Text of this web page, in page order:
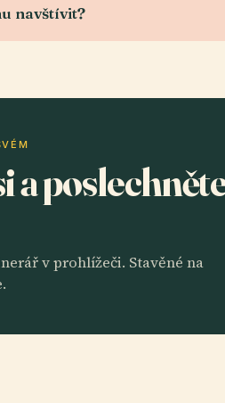
navštívit?
a
v prohlížeči. Stavěné na